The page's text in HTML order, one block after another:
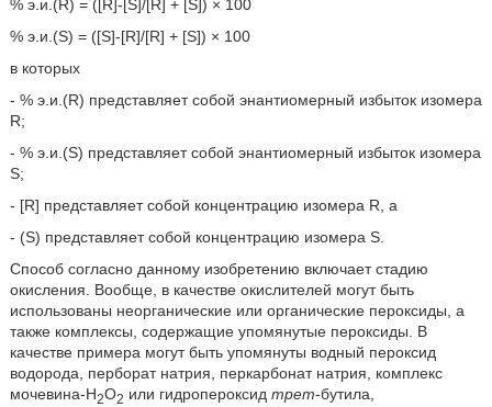
% э.и.(R) = ([R]-[S]/[R] + [S]) × 100
% э.и.(S) = ([S]-[R]/[R] + [S]) × 100
в которых
- % э.и.(R) представляет собой энантиомерный избыток изомера
R;
- % э.и.(S) представляет собой энантиомерный избыток изомера
S;
- [R] представляет собой концентрацию изомера R, а
- (S) представляет собой концентрацию изомера S.
Способ согласно данному изобретению включает стадию
окисления. Вообще, в качестве окислителей могут быть
использованы неорганические или органические пероксиды, а
также комплексы, содержащие упомянутые пероксиды. В
качестве примера могут быть упомянуты водный пероксид
водорода, перборат натрия, перкарбонат натрия, комплекс
мочевина-Н2О2 или гидропероксид трет-бутила,